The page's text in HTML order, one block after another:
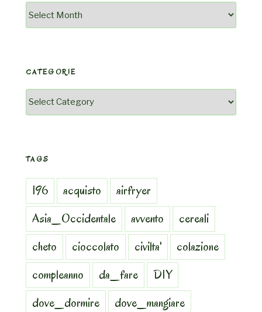
Archivio
CATEGORIE
Categorie
TAGS
196 acquisto
airfryer
Asia_Occidentale
avvento
cereali
cheto
cioccolato civilta'
colazione
compleanno
da_fare
DIY
dove_dormire
dove_mangiare